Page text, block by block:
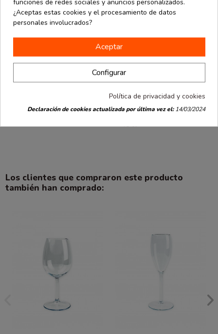
polipropileno
3.68 €
Hostelería
Copa de vino
de tritán
45 cl
desde
3.86 €
Los clientes que compraron este producto
también han comprado:
funciones de redes sociales y anuncios personalizados.
¿Aceptas estas cookies y el procesamiento de datos
personales involucrados?
Aceptar
Configurar
Política de privacidad y cookies
Declaración de cookies actualizada por última vez el:14/03/2024